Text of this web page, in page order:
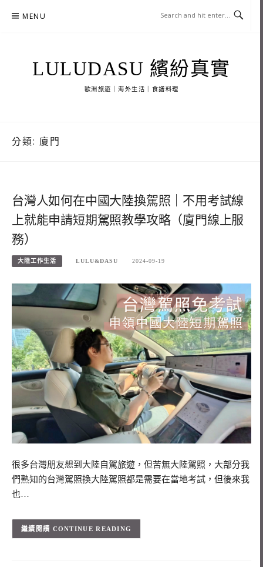
MENU
LULUDASU 繽紛真實
歐洲旅遊｜海外生活｜食譜料理
分類: 廈門
台灣人如何在中國大陸換駕照｜不用考試線
上就能申請短期駕照教學攻略（廈門線上服
務）
大陸工作生活 LULU&DASU 2024-09-19
很多台灣朋友想到大陸自駕旅遊，但苦無大陸駕照，大部分我
們熟知的台灣駕照換大陸駕照都是需要在當地考試，但後來我
也…
CONTINUE READING